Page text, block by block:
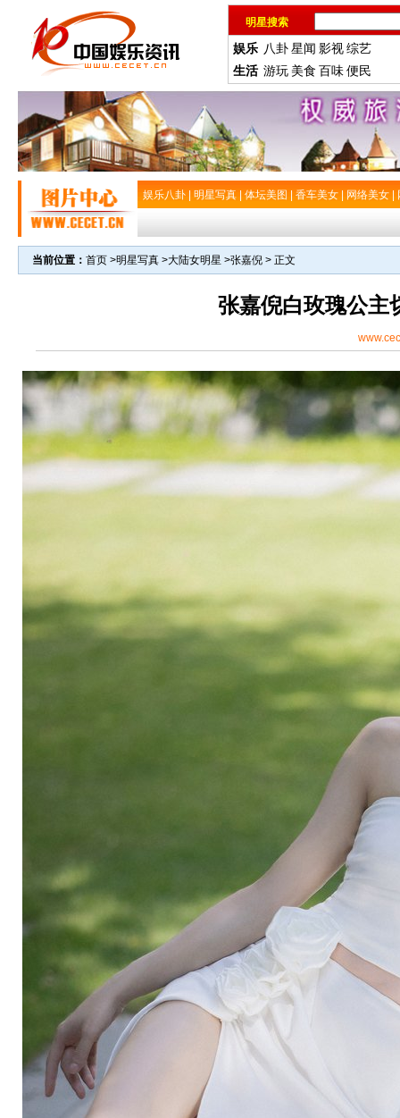
明星搜索
娱乐 八卦星闻 影视综艺
生活 游玩 美食 百味便民
娱乐八卦 明星写真 体坛美图 香车美女 网络美女
当前位置： 首页 >明星写真 >大陆女明星 >张嘉倪 > 正文
张嘉倪白玫瑰公主